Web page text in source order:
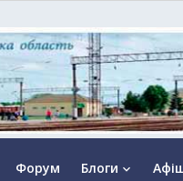
Форум Блоги keyboard_arrow_down